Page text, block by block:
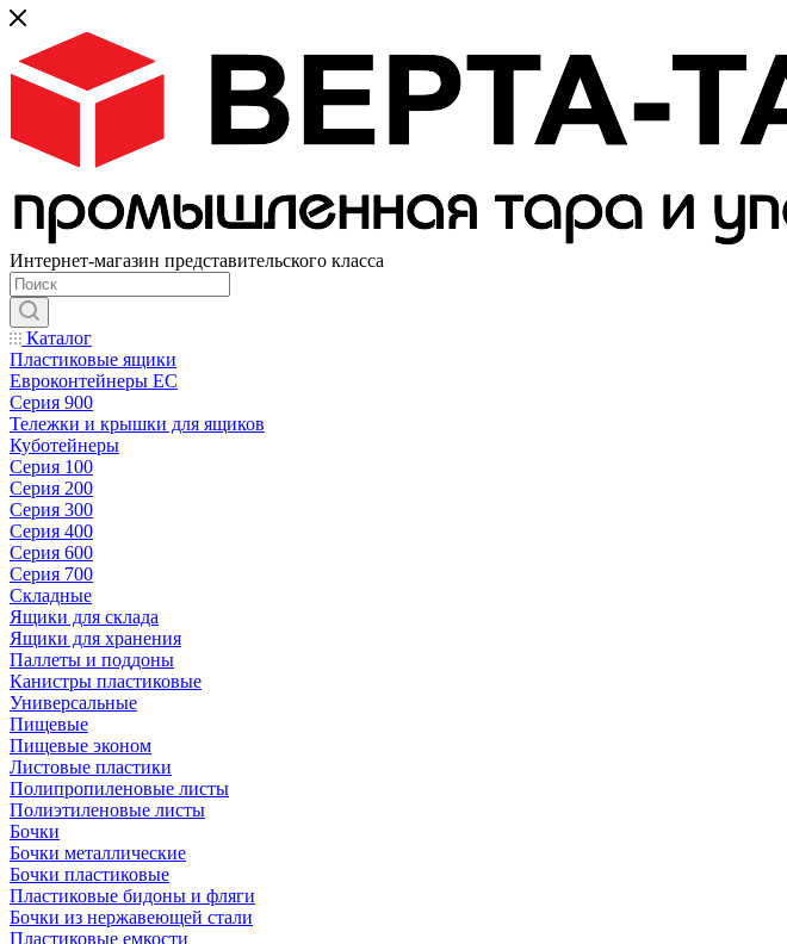
Интернет-магазин представительского класса
Каталог
Пластиковые ящики
Евроконтейнеры ЕС
Серия 900
Тележки и крышки для ящиков
Куботейнеры
Серия 100
Серия 200
Серия 300
Серия 400
Серия 600
Серия 700
Складные
Ящики для склада
Ящики для хранения
Паллеты и поддоны
Канистры пластиковые
Универсальные
Пищевые
Пищевые эконом
Листовые пластики
Полипропиленовые листы
Полиэтиленовые листы
Бочки
Бочки металлические
Бочки пластиковые
Пластиковые бидоны и фляги
Бочки из нержавеющей стали
Пластиковые емкости